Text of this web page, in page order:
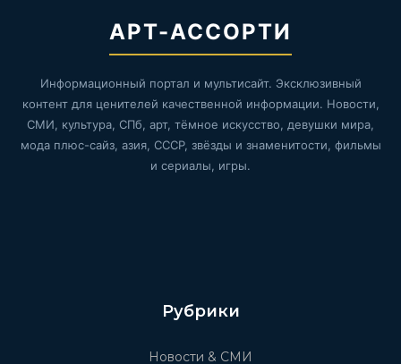
АРТ-АССОРТИ
Информационный портал и мультисайт. Эксклюзивный
контент для ценителей качественной информации. Новости,
СМИ, культура, СПб, арт, тёмное искусство, девушки мира,
мода плюс-сайз, азия, СССР, звёзды и знаменитости, фильмы
и сериалы, игры.
Рубрики
Новости & СМИ